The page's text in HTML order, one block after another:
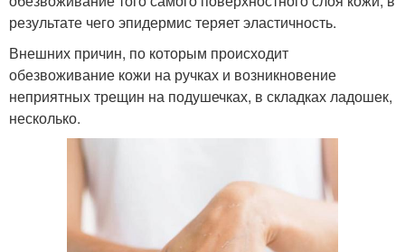
результате чего эпидермис теряет эластичность.
Внешних причин, по которым происходит
обезвоживание кожи на ручках и возникновение
неприятных трещин на подушечках, в складках ладошек,
несколько.